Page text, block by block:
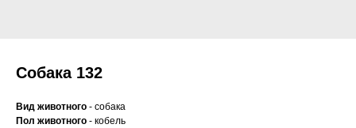
Собака 132
Вид животного - собака
Пол животного - кобель